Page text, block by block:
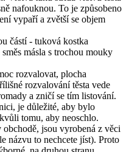
nafouknou. To je způsobeno
vypaří a zvětší se objem
částí - tuková kostka
másla s trochou mouky
rozvalovat, plocha
rozvalování těsta vede
a zničí se tím listování.
je důležité, aby bylo
tomu, aby neoschlo.
jsou vyrobená z věci
názvu to nechcete jíst). Proto